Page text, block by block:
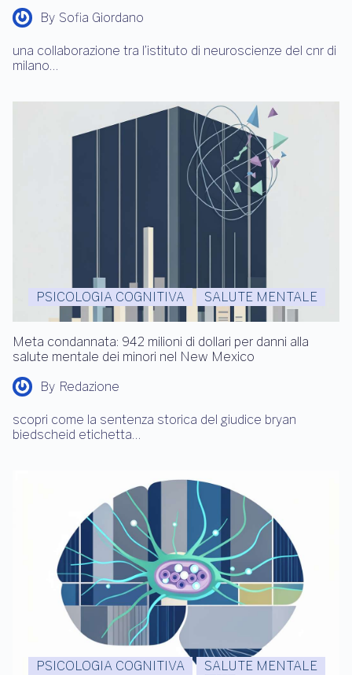
By Sofia Giordano
una collaborazione tra l’istituto di neuroscienze del cnr di
milano…
PSICOLOGIA COGNITIVA SALUTE MENTALE
Meta condannata: 942 milioni di dollari per danni alla
salute mentale dei minori nel New Mexico
By Redazione
scopri come la sentenza storica del giudice bryan
biedscheid etichetta…
PSICOLOGIA COGNITIVA SALUTE MENTALE